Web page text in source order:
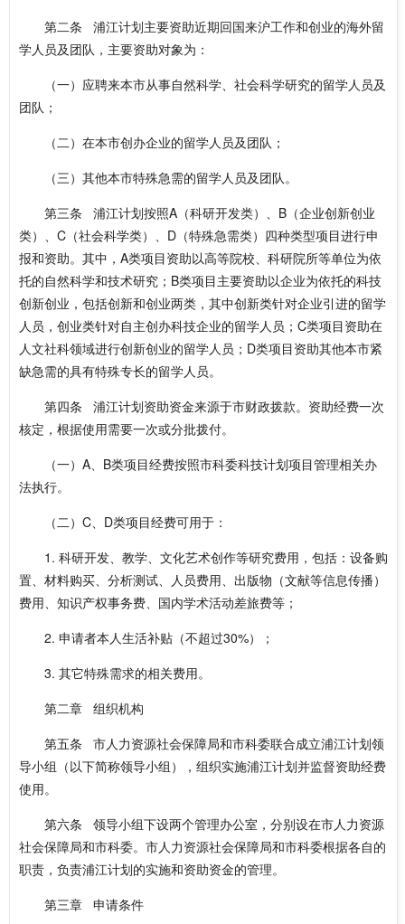
第二条 浦江计划主要资助近期回国来沪工作和创业的海外留
学人员及团队，主要资助对象为：
（一）应聘来本市从事自然科学、社会科学研究的留学人员及
团队；
（二）在本市创办企业的留学人员及团队；
（三）其他本市特殊急需的留学人员及团队。
第三条 浦江计划按照A（科研开发类）、B（企业创新创业
类）、C（社会科学类）、D（特殊急需类）四种类型项目进行申
报和资助。其中，A类项目资助以高等院校、科研院所等单位为依
托的自然科学和技术研究；B类项目主要资助以企业为依托的科技
创新创业，包括创新和创业两类，其中创新类针对企业引进的留学
人员，创业类针对自主创办科技企业的留学人员；C类项目资助在
人文社科领域进行创新创业的留学人员；D类项目资助其他本市紧
缺急需的具有特殊专长的留学人员。
第四条 浦江计划资助资金来源于市财政拨款。资助经费一次
核定，根据使用需要一次或分批拨付。
（一）A、B类项目经费按照市科委科技计划项目管理相关办
法执行。
（二）C、D类项目经费可用于：
1. 科研开发、教学、文化艺术创作等研究费用，包括：设备购
置、材料购买、分析测试、人员费用、出版物（文献等信息传播）
费用、知识产权事务费、国内学术活动差旅费等；
2. 申请者本人生活补贴（不超过30%）；
3. 其它特殊需求的相关费用。
第二章 组织机构
第五条 市人力资源社会保障局和市科委联合成立浦江计划领
导小组（以下简称领导小组），组织实施浦江计划并监督资助经费
使用。
第六条 领导小组下设两个管理办公室，分别设在市人力资源
社会保障局和市科委。市人力资源社会保障局和市科委根据各自的
职责，负责浦江计划的实施和资助资金的管理。
第三章 申请条件